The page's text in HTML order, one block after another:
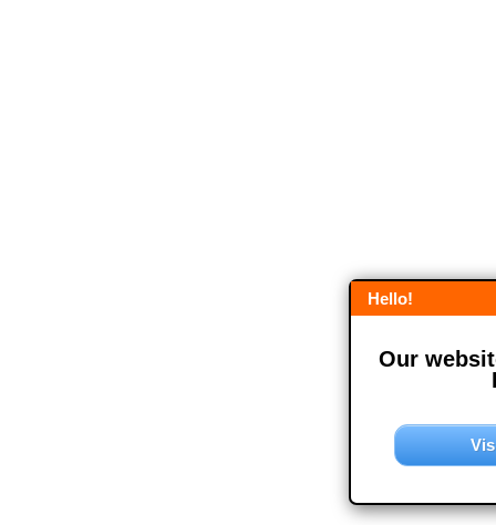
Hello!
Our